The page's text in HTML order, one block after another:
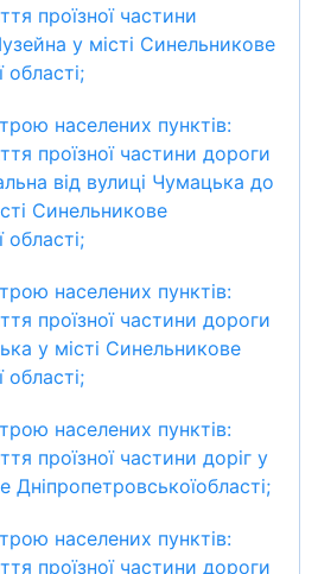
проїзної частини
у місті Синельникове
області;
населених пунктів:
проїзної частини дороги
від вулиці Чумацька до
Синельникове
області;
населених пунктів:
проїзної частини дороги
у місті Синельникове
області;
населених пунктів:
проїзної частини доріг у
Дніпропетровськоїобласті;
населених пунктів:
проїзної частини дороги